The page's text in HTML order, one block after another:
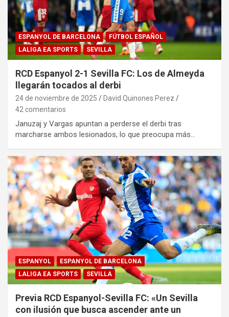
ESPANYOL DE BARCELONA
FÚTBOL ESPAÑOL
LALIGA EA SPORTS
SEVILLA
RCD Espanyol 2-1 Sevilla FC: Los de Almeyda
llegarán tocados al derbi
24 de noviembre de 2025
David Quinones Perez
42 comentarios
Januzaj y Vargas apuntan a perderse el derbi tras
marcharse ambos lesionados, lo que preocupa más…
ESPANYOL
ESPANYOL DE BARCELONA
LALIGA EA SPORTS
SEVILLA
Previa RCD Espanyol-Sevilla FC: «Un Sevilla
con ilusión que busca ascender ante un